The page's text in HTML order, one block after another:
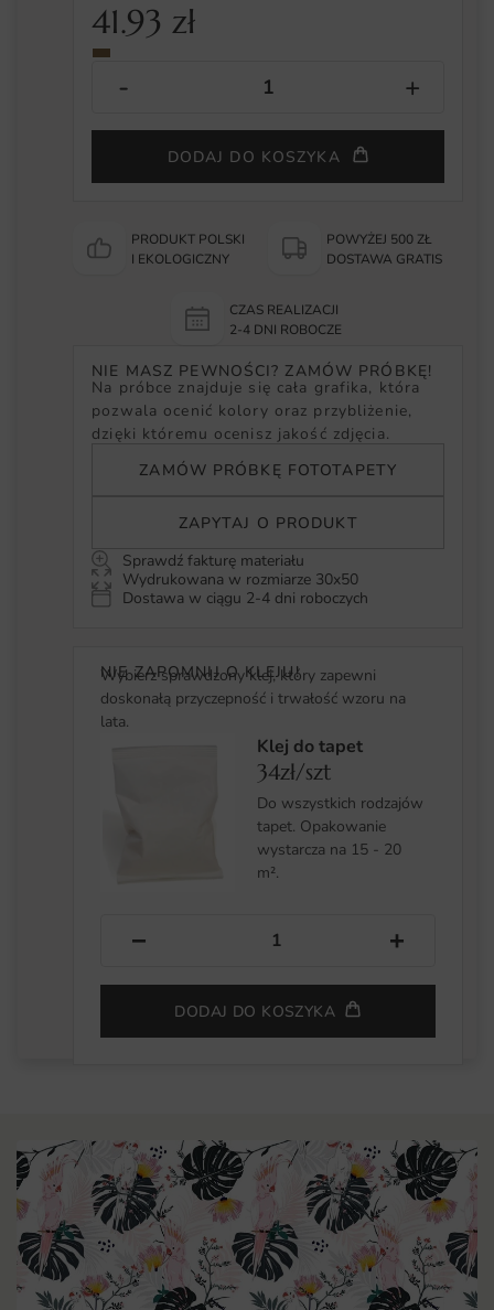
41.93zł
DODAJ DO KOSZYKA
PRODUKT POLSKI
I EKOLOGICZNY
POWYŻEJ 500 ZŁ
DOSTAWA GRATIS
CZAS REALIZACJI
2-4 DNI ROBOCZE
NIE MASZ PEWNOŚCI? ZAMÓW PRÓBKĘ!
Na próbce znajduje się cała grafika, która
pozwala ocenić kolory oraz przybliżenie,
dzięki któremu ocenisz jakość zdjęcia.
ZAMÓW PRÓBKĘ FOTOTAPETY
ZAPYTAJ O PRODUKT
Sprawdź fakturę materiału
Wydrukowana w rozmiarze 30x50
Dostawa w ciągu 2-4 dni roboczych
NIE ZAPOMNIJ O KLEJU!
Wybierz sprawdzony klej, który zapewni
doskonałą przyczepność i trwałość wzoru na
lata.
Klej do tapet
34zł/szt
Do wszystkich rodzajów
tapet. Opakowanie
wystarcza na 15 - 20
m².
− +
DODAJ DO KOSZYKA